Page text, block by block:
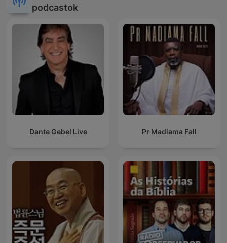
podcastok
Dante Gebel Live Pr Madiama Fall